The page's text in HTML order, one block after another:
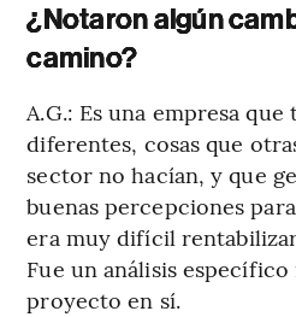
¿Notaron algún
camino?
A.G.: Es una empresa
diferentes, cosas que
sector no hacían, y que
buenas percepciones
era muy difícil
Fue un análisis
proyecto en sí.